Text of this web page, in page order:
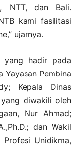
NTT, dan Bali.
kami fasilitasi
ujarnya.
yang hadir pada
Yayasan Pembina
Kepala Dinas
yang diwakili oleh
Nur Ahmad;
dan Wakil
Profesi Unidikma,